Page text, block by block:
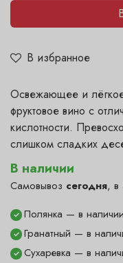
В избранное
В наличии
Самовывоз сегодня, в
✓ Гранатный — в
✓ Полянка — в наличии
✓ Сухаревка — в
Освежающее и
фруктовое вино с
кислотности.
слишком сладких